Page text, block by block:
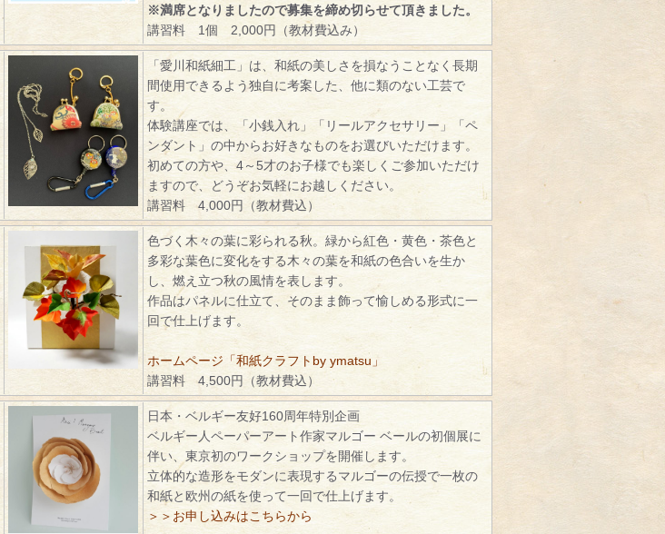
※満席となりましたので募集を締め切らせて頂きました。
講習料 1個 2,000円（教材費込み）
「愛川和紙細工」は、和紙の美しさを損なうことなく長期
間使用できるよう独自に考案した、他に類のない工芸で
す。
体験講座では、「小銭入れ」「リールアクセサリー」「ペ
ンダント」の中からお好きなものをお選びいただけます。
初めての方や、4～5才のお子様でも楽しくご参加いただけ
ますので、どうぞお気軽にお越しください。
講習料 4,000円（教材費込）
色づく木々の葉に彩られる秋。緑から紅色・黄色・茶色と
多彩な葉色に変化をする木々の葉を和紙の色合いを生か
し、燃え立つ秋の風情を表します。
作品はパネルに仕立て、そのまま飾って愉しめる形式に一
回で仕上げます。
ホームページ「和紙クラフトby ymatsu」
講習料 4,500円（教材費込）
日本・ベルギー友好160周年特別企画
ベルギー人ペーパーアート作家マルゴー ベールの初個展に
伴い、東京初のワークショップを開催します。
立体的な造形をモダンに表現するマルゴーの伝授で一枚の
和紙と欧州の紙を使って一回で仕上げます。
＞＞お申し込みはこちらから